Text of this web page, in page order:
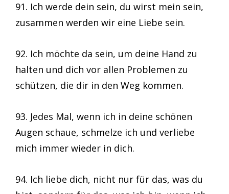
91. Ich werde dein sein, du wirst mein sein,
zusammen werden wir eine Liebe sein.
92. Ich möchte da sein, um deine Hand zu
halten und dich vor allen Problemen zu
schützen, die dir in den Weg kommen.
93. Jedes Mal, wenn ich in deine schönen
Augen schaue, schmelze ich und verliebe
mich immer wieder in dich.
94. Ich liebe dich, nicht nur für das, was du